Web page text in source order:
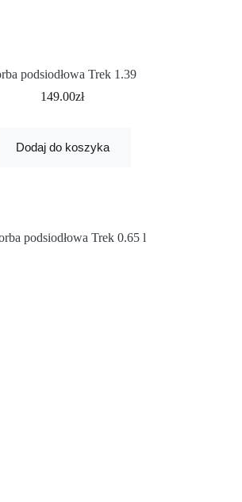
podsiodłowa Trek 1.39
149.00zł
Dodaj do koszyka